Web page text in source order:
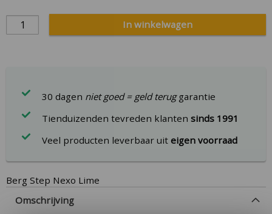
In winkelwagen
30 dagen niet goed = geld teruggarantie
Tienduizenden tevreden klantensinds 1991
Veel producten leverbaar uiteigen voorraad
Berg Step Nexo Lime
Omschrijving